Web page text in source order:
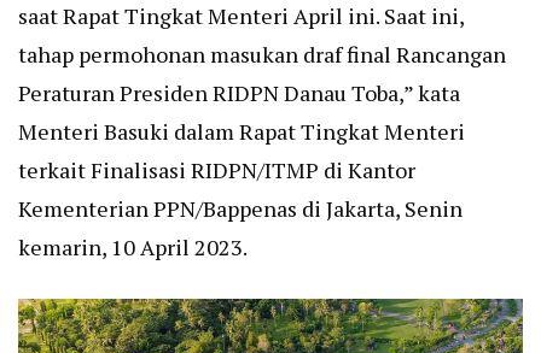
saat Rapat Tingkat Menteri April ini. Saat ini,
tahap permohonan masukan draf final Rancangan
Peraturan Presiden RIDPN Danau Toba,” kata
Menteri Basuki dalam Rapat Tingkat Menteri
terkait Finalisasi RIDPN/ITMP di Kantor
Kementerian PPN/Bappenas di Jakarta, Senin
kemarin, 10 April 2023.